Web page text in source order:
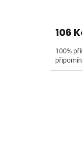
106
100%